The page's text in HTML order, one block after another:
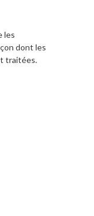
les
dont les
traitées.